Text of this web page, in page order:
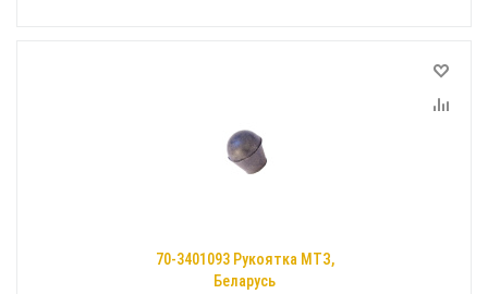
70-3401093 Рукоятка МТЗ,
Беларусь